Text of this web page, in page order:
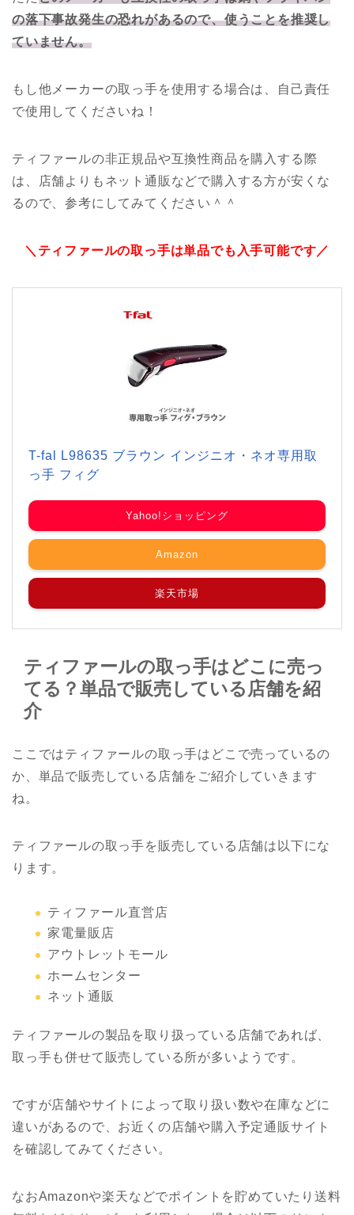
の落下事故発生の恐れがあるので、使うことを推奨し
ていません。
もし他メーカーの取っ手を使用する場合は、自己責任
で使用してくださいね！
ティファールの非正規品や互換性商品を購入する際
は、店舗よりもネット通販などで購入する方が安くな
るので、参考にしてみてください＾＾
＼ティファールの取っ手は単品でも入手可能です／
T-fal L98635 ブラウン インジニオ・ネオ専用取
っ手 フィグ
Yahoo!ショッピング
Amazon
楽天市場
ティファールの取っ手はどこに売っ
てる？単品で販売している店舗を紹
介
ここではティファールの取っ手はどこで売っているの
か、単品で販売している店舗をご紹介していきます
ね。
ティファールの取っ手を販売している店舗は以下にな
ります。
ティファール直営店
家電量販店
アウトレットモール
ホームセンター
ネット通販
ティファールの製品を取り扱っている店舗であれば、
取っ手も併せて販売している所が多いようです。
ですが店舗やサイトによって取り扱い数や在庫などに
違いがあるので、お近くの店舗や購入予定通販サイト
を確認してみてください。
なおAmazonや楽天などでポイントを貯めていたり送料